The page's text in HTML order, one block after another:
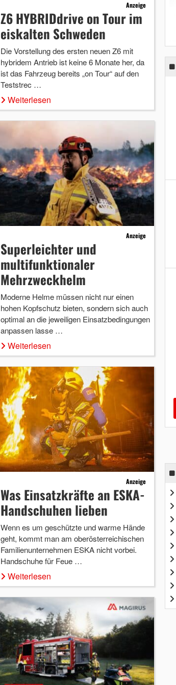
Anzeige
Z6 HYBRIDdrive on Tour im
eiskalten Schweden
Die Vorstellung des ersten neuen Z6 mit
hybridem Antrieb ist keine 6 Monate her, da
ist das Fahrzeug bereits „on Tour“ auf den
Teststrec …
Weiterlesen
Anzeige
Superleichter und
multifunktionaler
Mehrzweckhelm
Moderne Helme müssen nicht nur einen
hohen Kopfschutz bieten, sondern sich auch
optimal an die jeweiligen Einsatzbedingungen
anpassen lasse …
Weiterlesen
Anzeige
Was Einsatzkräfte an ESKA-
Handschuhen lieben
Wenn es um geschützte und warme Hände
geht, kommt man am oberösterreichischen
Familienunternehmen ESKA nicht vorbei.
Handschuhe für Feue …
Weiterlesen